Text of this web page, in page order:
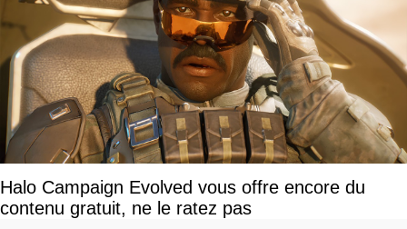
Halo Campaign Evolved vous offre encore du
contenu gratuit, ne le ratez pas